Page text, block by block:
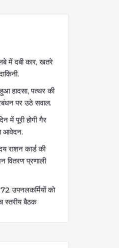
में दबी कार, खतरे
हादसा, पत्थर की
पर उठे सवाल.
पूरी होगी गैर
आवेदन.
राशन कार्ड की
वितरण प्रणाली
उपनलकर्मियों को
स्तरीय बैठक